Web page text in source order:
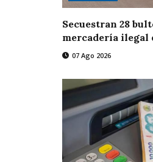
Secuestran 28
mercadería ilegal
fronterizo
07 Ago 2026